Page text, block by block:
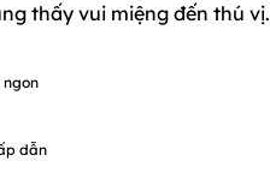
thấy vui miệng đến thú vị.
ngon
dẫn